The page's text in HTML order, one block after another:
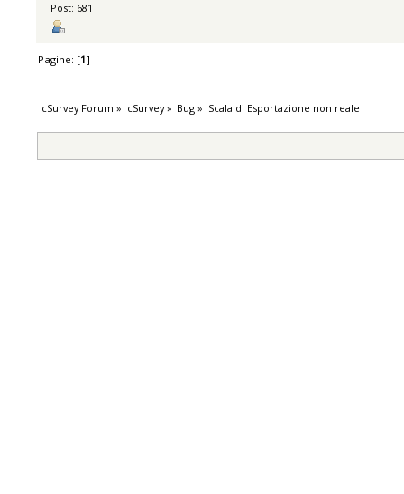
Post: 681
Pagine: [1]
cSurvey Forum » cSurvey» Bug » Scala di Esportazione non reale